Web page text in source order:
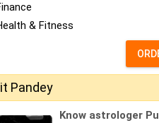
& Fitness
Pandey
Know astrologer